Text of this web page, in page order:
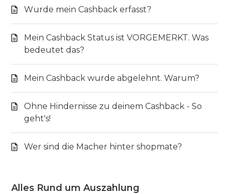
Wurde mein Cashback erfasst?
Mein Cashback Status ist VORGEMERKT. Was
bedeutet das?
Mein Cashback wurde abgelehnt. Warum?
Ohne Hindernisse zu deinem Cashback - So
geht's!
Wer sind die Macher hinter shopmate?
Alles Rund um Auszahlung